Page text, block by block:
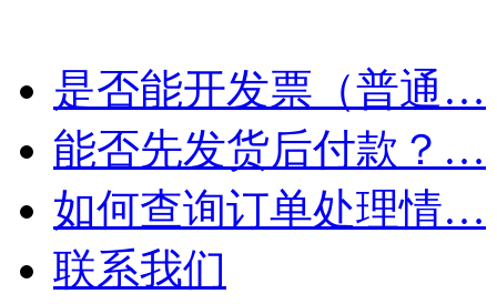
是否能开发票（普通…
能否先发货后付款？…
如何查询订单处理情…
联系我们